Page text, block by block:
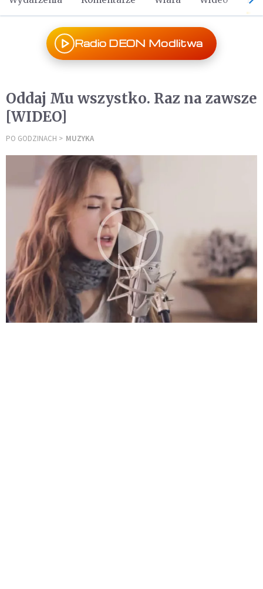
Radio DEON Modlitwa
Oddaj Mu wszystko. Raz na zawsze
[WIDEO]
PO GODZINACH MUZYKA